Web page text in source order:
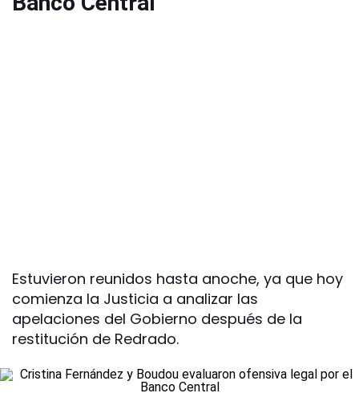
Estuvieron reunidos hasta anoche, ya que hoy
comienza la Justicia a analizar las
apelaciones del Gobierno después de la
restitución de Redrado.